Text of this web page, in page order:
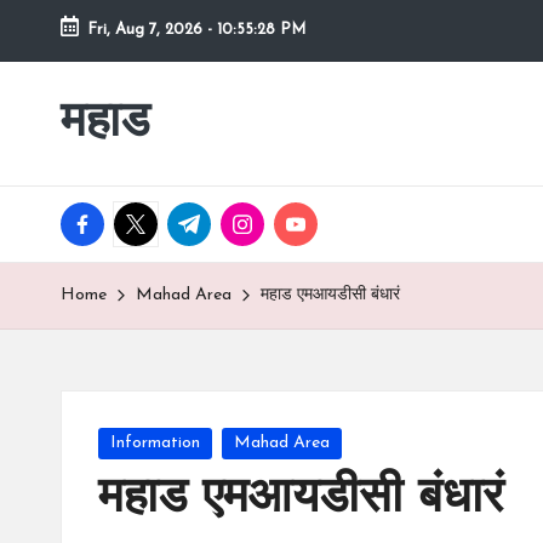
Skip
content
Fri, Aug 7, 2026 - 10:55:29 PM
महाड
कोकणातील
Raigad
रायगड
facebook.com
twitter.com
t.me instagram.com
youtube.com
Home Mahad Area महाड एमआयडीसी बंधारं
Posted
Information Mahad Area
महाड एमआयडीसी बंधारं